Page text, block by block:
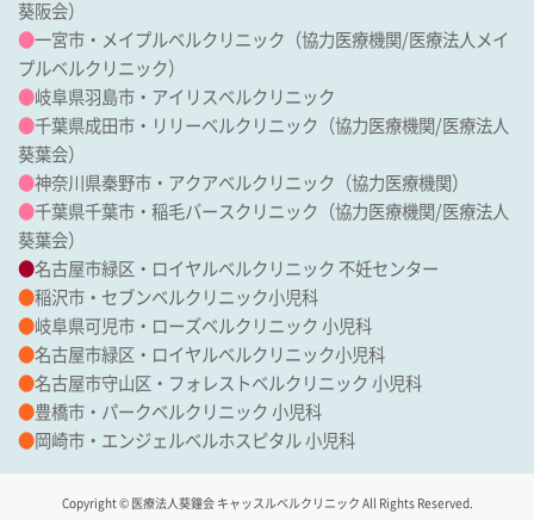
葵阪会）
●一宮市・メイプルベルクリニック （協力医療機関/ 医療法人メイ
プルベルクリニック ）
●岐阜県羽島市・アイリスベルクリニック
●千葉県成田市・リリーベルクリニック （協力医療機関/ 医療法人
葵葉会）
●神奈川県秦野市・アクアベルクリニック（協力医療機関）
●千葉県千葉市・稲毛バースクリニック （協力医療機関/ 医療法人
葵葉会）
●名古屋市緑区・ロイヤルベルクリニック 不妊センター
●稲沢市・セブンベルクリニック小児科
●岐阜県可児市・ローズベルクリニック 小児科
●名古屋市緑区・ロイヤルベルクリニック小児科
●名古屋市守山区・フォレストベルクリニック 小児科
●豊橋市・パークベルクリニック 小児科
● 岡崎市・エンジェルベルホスピタル 小児科
Copyright © 医療法人葵鐘会 キャッスルベルクリニック All Rights Reserved.